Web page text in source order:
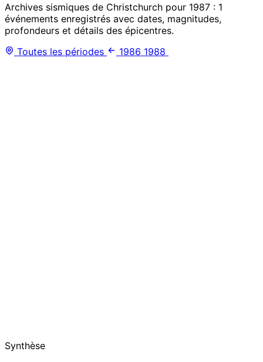
Archives sismiques de Christchurch pour 1987 : 1
événements enregistrés avec dates, magnitudes,
profondeurs et détails des épicentres.
Toutes les périodes
1986 1988
Synthèse